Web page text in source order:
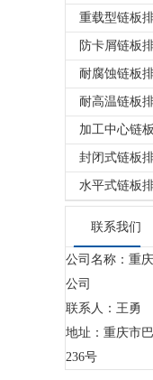
重载型链板
防卡屑链板
耐腐蚀链板
耐高温链板
加工中心链
封闭式链板
水平式链板
联系我们
公司名称：重
公司
联系人：王勇
地址：重庆市
236号